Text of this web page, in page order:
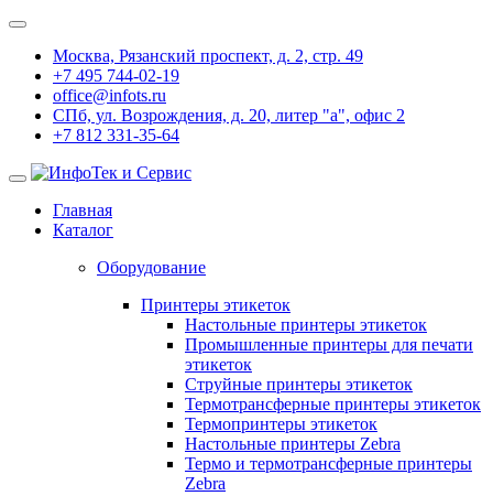
Москва, Рязанский проспект, д. 2, стр. 49
+7 495 744-02-19
office@infots.ru
СПб, ул. Возрождения, д. 20, литер "a", офис 2
+7 812 331-35-64
Главная
Каталог
Оборудование
Принтеры этикеток
Настольные принтеры этикеток
Промышленные принтеры для печати
этикеток
Струйные принтеры этикеток
Термотрансферные принтеры этикеток
Термопринтеры этикеток
Настольные принтеры Zebra
Термо и термотрансферные принтеры
Zebra